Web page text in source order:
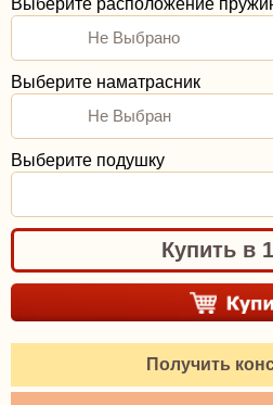
Не Выбрано
Выберите наматрасник
Не Выбран
Выберите подушку
Купить в
Получить